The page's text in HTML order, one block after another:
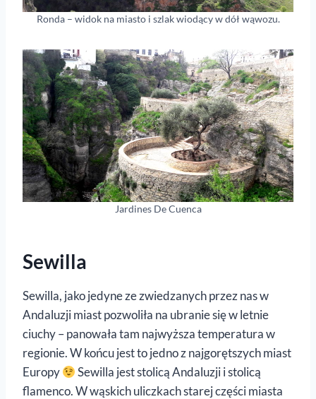
Ronda – widok na miasto i szlak wiodący w dół wąwozu.
Jardines De Cuenca
Sewilla
Sewilla, jako jedyne ze zwiedzanych przez nas w
Andaluzji miast pozwoliła na ubranie się w letnie
ciuchy – panowała tam najwyższa temperatura w
regionie. W końcu jest to jedno z najgorętszych miast
Europy
Sewilla jest stolicą Andaluzji i stolicą
flamenco. W wąskich uliczkach starej części miasta